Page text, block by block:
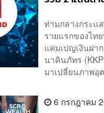
ท่ามกลางกระแ
รายแรกของไท
แคมเปญเงินฝา
นาคินภัทร
มาเปลี่ยนภาพอุ
6 กรกฎาคม